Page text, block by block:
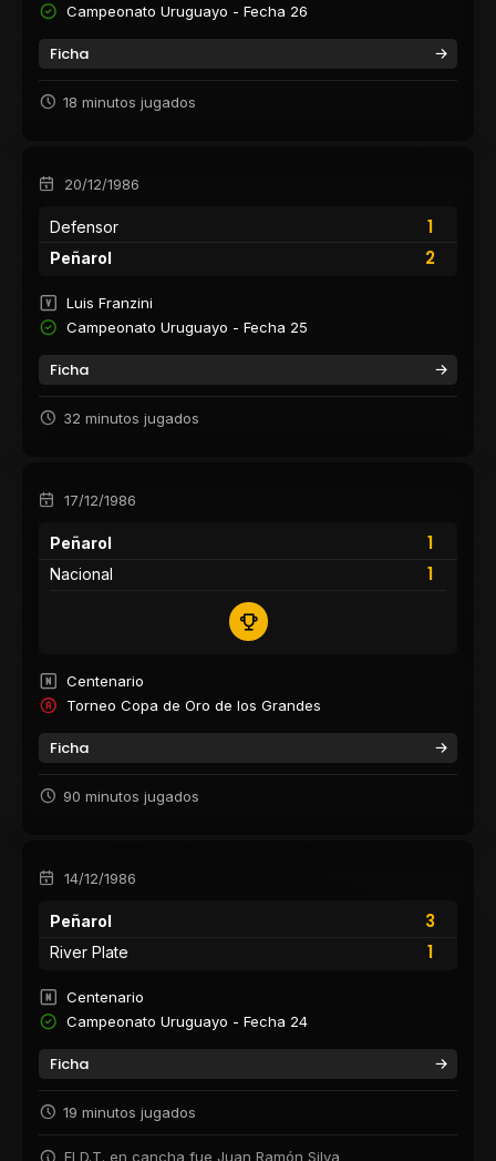
Campeonato Uruguayo - Fecha 26
Ficha
18 minutos jugados
20/12/1986
Defensor
1
2
Peñarol
Luis Franzini
Campeonato Uruguayo - Fecha 25
Ficha
32 minutos jugados
17/12/1986
Peñarol
1
1
Nacional
Centenario
Torneo Copa de Oro de los Grandes
Ficha
90 minutos jugados
14/12/1986
Peñarol
3
1
River Plate
Centenario
Campeonato Uruguayo - Fecha 24
Ficha
19 minutos jugados
El D.T. en cancha fue Juan Ramón Silva